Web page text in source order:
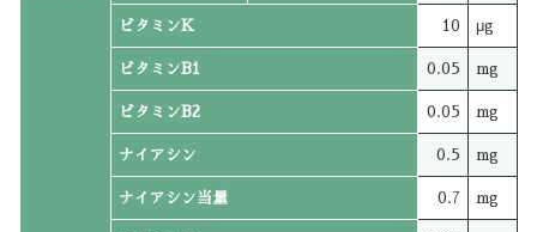
ビタミンK 10 μg
ビタミンB1 0.05 mg
ビタミンB2 0.05 mg
ナイアシン 0.5 mg
ナイアシン当量 0.7 mg